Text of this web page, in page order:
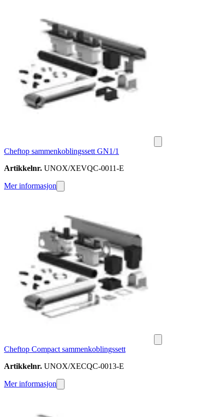
Cheftop sammenkoblingssett GN1/1
Artikkelnr. UNOX/XEVQC-0011-E
Mer informasjon
Cheftop Compact sammenkoblingssett
Artikkelnr. UNOX/XECQC-0013-E
Mer informasjon